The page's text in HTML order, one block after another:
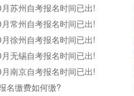
苏州自考报名时间已出!
常州自考报名时间已出!
徐州自考报名时间已出!
无锡自考报名时间已出!
南京自考报名时间已出!
名缴费如何缴?